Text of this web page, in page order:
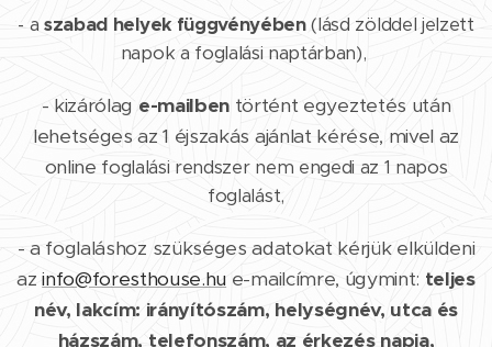
- aszabad helyek függvényében(lásd zölddel jelzett
napok a foglalási naptárban),
- kizárólag e-mailbentörtént egyeztetés után
lehetséges az 1 éjszakás ajánlat kérése, mivel az
online foglalási rendszer nem engedi az 1 napos
foglalást,
- a foglaláshoz szükséges adatokat kérjük elküldeni
azinfo@foresthouse.hu e-mailcímre, úgymint: teljes
név, lakcím: irányítószám, helységnév, utca és
házszám, telefonszám, az érkezés napja,